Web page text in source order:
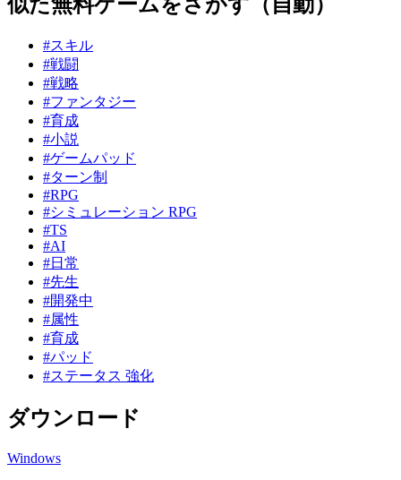
#スキル
#戦闘
#戦略
#ファンタジー
#育成
#小説
#ゲームパッド
#ターン制
#RPG
#シミュレーション RPG
#TS
#AI
#日常
#先生
#開発中
#属性
#育成
#パッド
#ステータス 強化
ダウンロード
Windows